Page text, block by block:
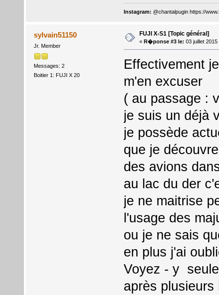
Instagram: @chantalpugin https://
sylvain51150
Jr. Member
Messages: 2
Boitier 1: FUJI X 20
FUJI X-S1 [Topic général]
« R�ponse #3 le: 03 juillet
Effectivement
m'en excuser
( au passage :
je suis un déjà
je possède
que je
des avions
au lac du der
je ne maitrise
l'usage des
ou je ne sais
en plus j'ai
Voyez - y
après